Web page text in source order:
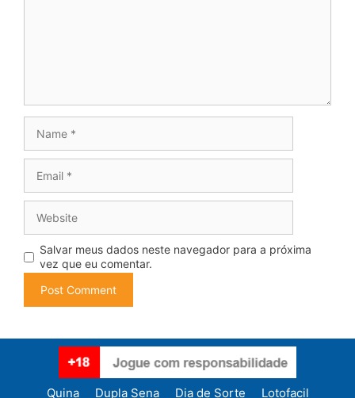
Salvar meus dados neste navegador para a próxima
vez que eu comentar.
Quina Dupla Sena Dia de Sorte Lotofacil